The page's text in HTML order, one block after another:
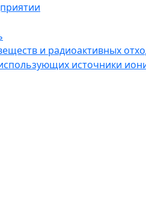
и радиоактивных
источники